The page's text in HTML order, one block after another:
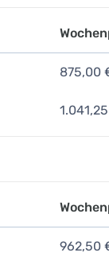
875,00
962,50